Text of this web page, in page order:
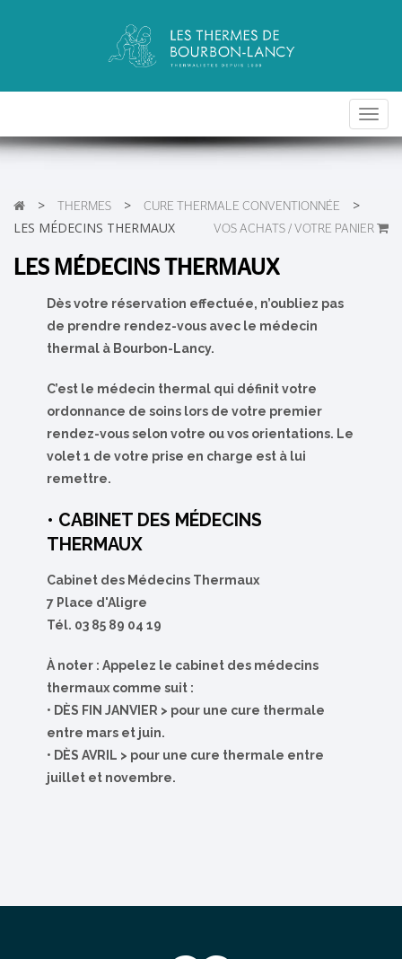
> THERMES > CURE THERMALE CONVENTIONNÉE
>
LES MÉDECINS THERMAUX
VOS ACHATS / VOTRE PANIER
LES MÉDECINS THERMAUX
Dès votre réservation effectuée, n’oubliez pas
de prendre rendez-vous avec le médecin
thermal à Bourbon-Lancy.
C’est le médecin thermal qui définit votre
ordonnance de soins lors de votre premier
rendez-vous selon votre ou vos orientations. Le
volet 1 de votre prise en charge est à lui
remettre.
• CABINET DES MÉDECINS
THERMAUX
Cabinet des Médecins Thermaux
7 Place d'Aligre
Tél. 03 85 89 04 19
À noter : Appelez le cabinet des médecins
thermaux comme suit :
• DÈS FIN JANVIER > pour une cure thermale
entre mars et juin.
• DÈS AVRIL > pour une cure thermale entre
juillet et novembre.